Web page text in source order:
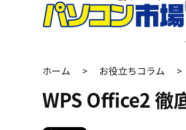
ホーム > お役立ちコラム >
WPS Office2 徹